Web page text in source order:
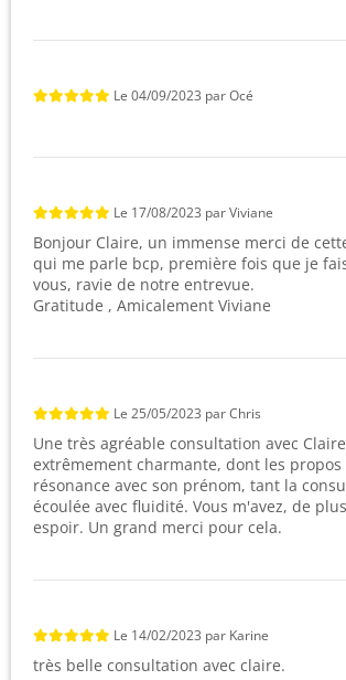
Le 04/09/2023 parOcé
Le 17/08/2023 parViviane
Bonjour Claire, un immense merci de
qui me parle bcp, première fois que je
vous, ravie de notre entrevue.
Gratitude , Amicalement Viviane
Le 25/05/2023 parChris
Une très agréable consultation avec
extrêmement charmante, dont les propos
résonance avec son prénom, tant la
écoulée avec fluidité. Vous m'avez, de
espoir. Un grand merci pour cela.
Le 14/02/2023 par Karine
très belle consultation avec claire.